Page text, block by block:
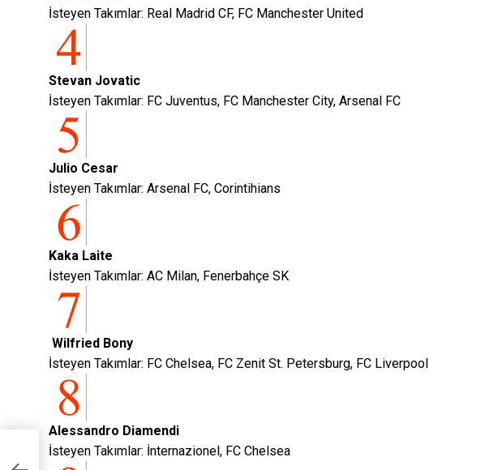
İsteyen Takımlar: Real Madrid CF, FC Manchester United
Stevan Jovatic
İsteyen Takımlar: FC Juventus, FC Manchester City, Arsenal FC
Julio Cesar
İsteyen Takımlar: Arsenal FC, Corintihians
Kaka Laite
İsteyen Takımlar: AC Milan, Fenerbahçe SK
Wilfried Bony
İsteyen Takımlar: FC Chelsea, FC Zenit St. Petersburg, FC Liverpool
Alessandro Diamendi
İsteyen Takımlar: İnternazionel, FC Chelsea